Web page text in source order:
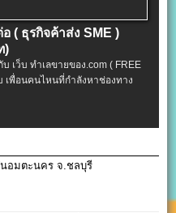
( ธุรกิจค้าส่ง SME )
)
เว็บ ทำเลขายของ.com ( FREE
พื่อนคนไหนที่กำลังหาช่องทาง
อมตะนคร จ.ชลบุรี